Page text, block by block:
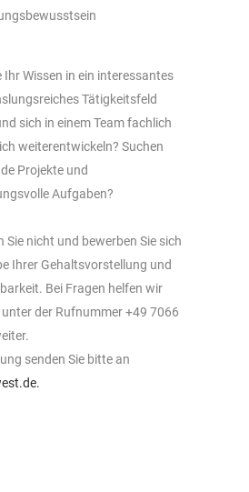
Ihr Wissen in ein interessantes
Tätigkeitsfeld
sich in einem Team fachlich
weiterentwickeln? Suchen
Projekte und
Aufgaben?
Sie nicht und bewerben Sie sich
Ihrer Gehaltsvorstellung und
Bei Fragen helfen wir
der Rufnummer +49 7066
senden Sie bitte an
.